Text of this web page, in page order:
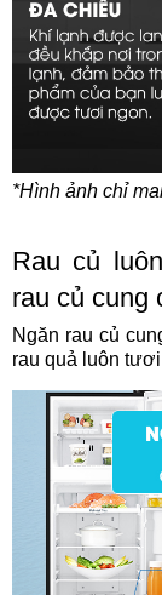
*Hình ảnh chỉ
Rau củ
rau củ cung
Ngăn rau củ
rau quả luôn